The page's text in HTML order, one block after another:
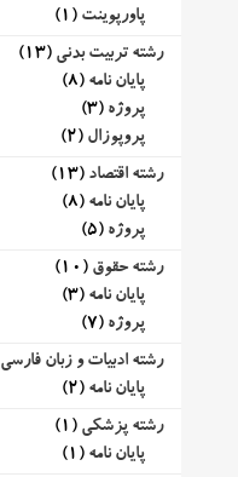
پاورپوینت (1)
رشته تربیت بدنی (13)
پایان نامه (8)
پروژه (3)
پروپوزال (2)
رشته اقتصاد (13)
پایان نامه (8)
پروژه (5)
رشته حقوق (10)
پایان نامه (3)
پروژه (7)
رشته ادبیات و زبان فارسی
پایان نامه (2)
رشته پزشکی (1)
پایان نامه (1)